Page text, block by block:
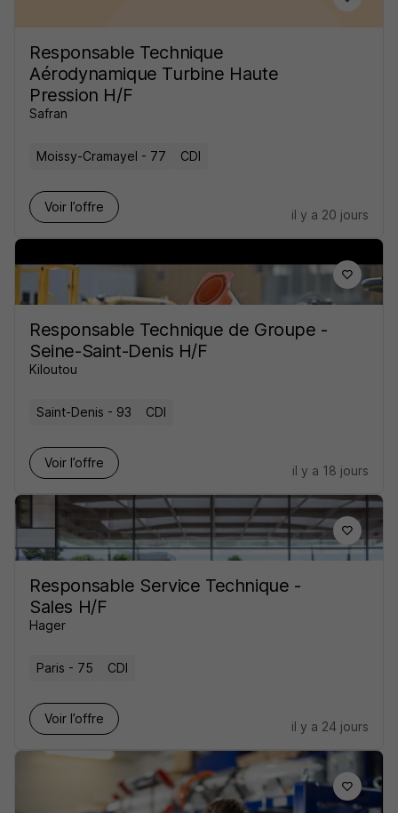
Responsable Technique
Aérodynamique Turbine Haute
Pression H/F
Safran
Moissy-Cramayel - 77 CDI
Voir l’offre
il y a 20 jours
Responsable Technique de Groupe -
Seine-Saint-Denis H/F
Kiloutou
Saint-Denis - 93 CDI
Voir l’offre
il y a 18 jours
Responsable Service Technique -
Sales H/F
Hager
Paris - 75 CDI
Voir l’offre
il y a 24 jours